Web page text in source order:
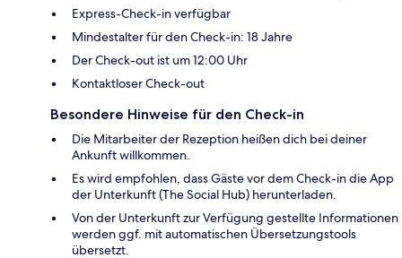
Express-Check-in verfügbar
Mindestalter für den Check-in: 18 Jahre
Der Check-out ist um 12:00 Uhr
Kontaktloser Check-out
Besondere Hinweise für den Check-in
Die Mitarbeiter der Rezeption heißen dich bei deiner
Ankunft willkommen.
Es wird empfohlen, dass Gäste vor dem Check-in die App
der Unterkunft (The Social Hub) herunterladen.
Von der Unterkunft zur Verfügung gestellte Informationen
werden ggf. mit automatischen Übersetzungstools
übersetzt.